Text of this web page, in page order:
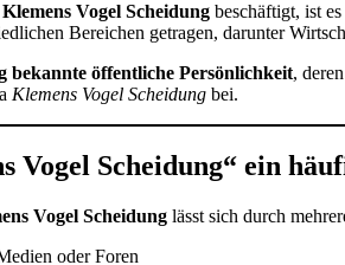
Klemens Vogel Scheidung beschäftigt, ist
Bereichen getragen, darunter
bekannte öffentliche Persönlichkeit,
Klemens Vogel Scheidung bei.
Vogel Scheidung“ ein
Vogel Scheidung lässt sich durch
oder Foren